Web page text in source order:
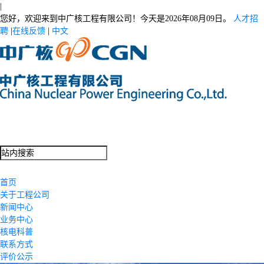
您好，欢迎来到中广核工程有限公司！今天是2026年08月09日。
人才招
聘 在线反馈 中文
首页
关于工程公司
新闻中心
业务中心
核电科普
联系方式
评价公示